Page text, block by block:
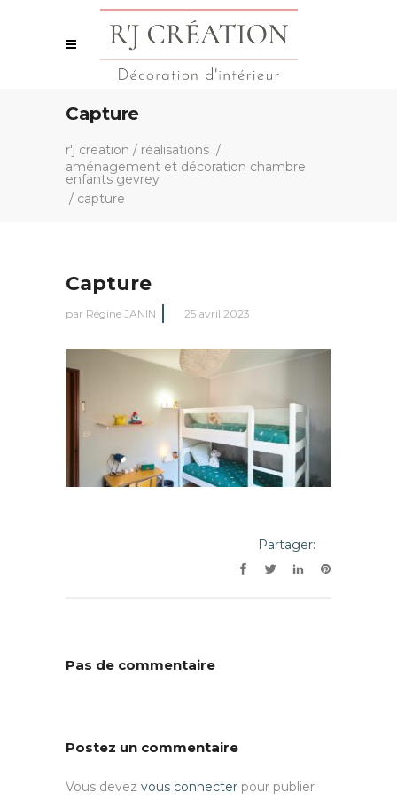
Capture
r'j creation / réalisations /
aménagement et décoration chambre
enfants gevrey
/ capture
Capture
par Régine JANIN 25 avril 2023
Partager:
Pas de commentaire
Postez un commentaire
Vous devez vous connecter pour publier